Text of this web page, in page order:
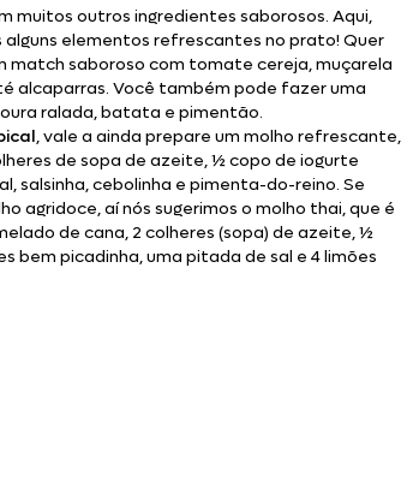
muitos outros ingredientes saborosos. Aqui,
elementos refrescantes no prato! Quer
match saboroso com tomate cereja, muçarela
alcaparras. Você também pode fazer uma
ralada, batata e pimentão.
, vale a ainda prepare um molho refrescante,
de sopa de azeite, ½ copo de iogurte
salsinha, cebolinha e pimenta-do-reino. Se
agridoce, aí nós sugerimos o molho thai, que é
de cana, 2 colheres (sopa) de azeite, ½
picadinha, uma pitada de sal e 4 limões